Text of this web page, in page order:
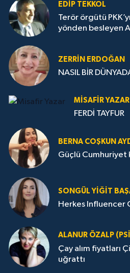
EDIP TEKKOL
Terör örgütü
yönden besleyen
ZERRIN ERDOĞAN
NASIL BİR
MISAFIR YAZAR
FERDİ TAYFUR
BERNA COŞKUN
Güçlü Cumhuriyet
SONGÜL YIĞIT
Herkes Influencer
ALANUR ÖZALP
Çay alım fiyatları
uğrattı